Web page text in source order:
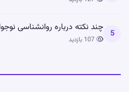
5 چند نکته درباره روانشناسی